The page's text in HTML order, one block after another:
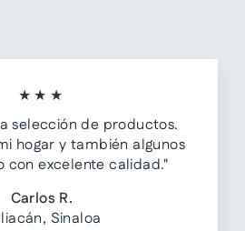
★★★
selección de productos.
hogar y también algunos
con excelente calidad."
Carlos R.
Sinaloa